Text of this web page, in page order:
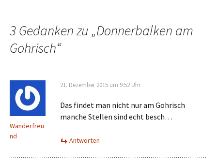
3 Gedanken zu „Donnerbalken am
Gohrisch“
Wanderfreu
nd
21. Dezember 2015 um 9:52 Uhr
Das findet man nicht nur am Gohrisch
manche Stellen sind echt besch…
Antworten